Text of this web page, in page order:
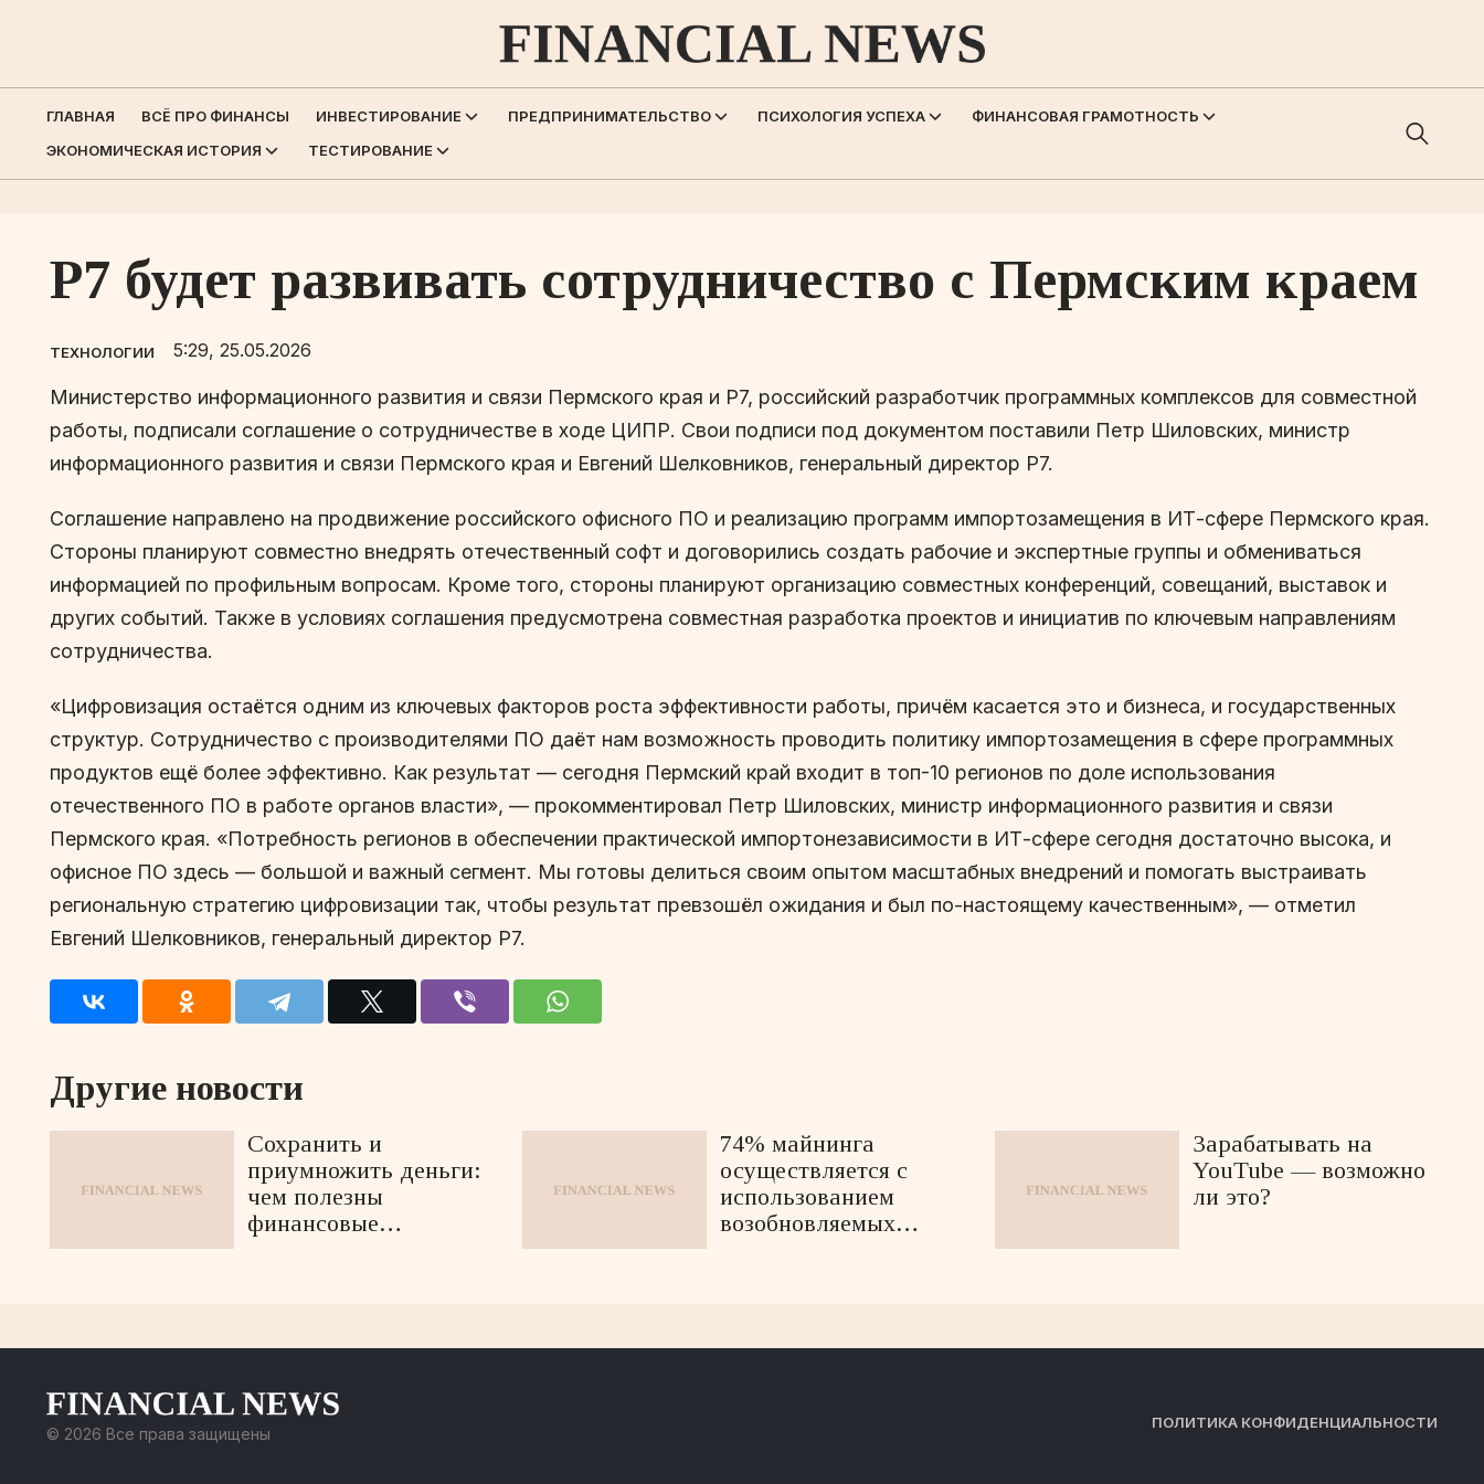
ГЛАВНАЯ ВСЁ ПРО ФИНАНСЫ ИНВЕСТИРОВАНИЕ ПРЕДПРИНИМАТЕЛЬСТВО ПСИХОЛОГИЯ УСПЕХА
ФИНАНСОВАЯ ГРАМОТНОСТЬ
ЭКОНОМИЧЕСКАЯ ИСТОРИЯ
ТЕСТИРОВАНИЕ
Р7 будет развивать сотрудничество с Пермским краем
ТЕХНОЛОГИИ 5:29, 25.05.2026
Министерство информационного развития и связи Пермского края и Р7, российский разработчик программных комплексов для совместной
работы, подписали соглашение о сотрудничестве в ходе ЦИПР. Свои подписи под документом поставили Петр Шиловских, министр
информационного развития и связи Пермского края и Евгений Шелковников, генеральный директор Р7.
Соглашение направлено на продвижение российского офисного ПО и реализацию программ импортозамещения в ИТ-сфере Пермского края.
Стороны планируют совместно внедрять отечественный софт и договорились создать рабочие и экспертные группы и обмениваться
информацией по профильным вопросам. Кроме того, стороны планируют организацию совместных конференций, совещаний, выставок и
других событий. Также в условиях соглашения предусмотрена совместная разработка проектов и инициатив по ключевым направлениям
сотрудничества.
«Цифровизация остаётся одним из ключевых факторов роста эффективности работы, причём касается это и бизнеса, и государственных
структур. Сотрудничество с производителями ПО даёт нам возможность проводить политику импортозамещения в сфере программных
продуктов ещё более эффективно. Как результат — сегодня Пермский край входит в топ-10 регионов по доле использования
отечественного ПО в работе органов власти», — прокомментировал Петр Шиловских, министр информационного развития и связи
Пермского края. «Потребность регионов в обеспечении практической импортонезависимости в ИТ-сфере сегодня достаточно высока, и
офисное ПО здесь — большой и важный сегмент. Мы готовы делиться своим опытом масштабных внедрений и помогать выстраивать
региональную стратегию цифровизации так, чтобы результат превзошёл ожидания и был по-настоящему качественным», — отметил
Евгений Шелковников, генеральный директор Р7.
Другие новости
Сохранить и
приумножить деньги:
чем полезны
финансовые
74% майнинга
осуществляется с
использованием
возобновляемых
Зарабатывать на
YouTube — возможно
ли это?
© 2026 Все права защищены
ПОЛИТИКА КОНФИДЕНЦИАЛЬНОСТИ